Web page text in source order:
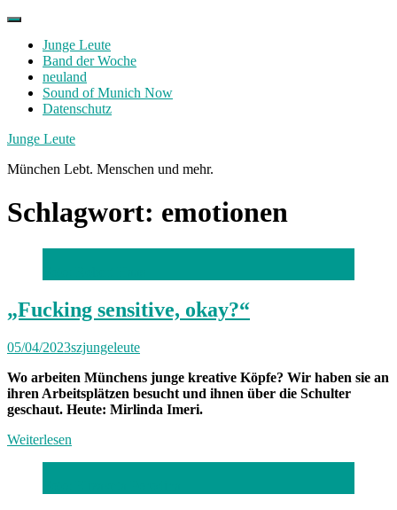
Skip
contentJunge Leute
Band der Woche
neuland
Sound of Munich Now
Datenschutz
Facebook
Twitter
Instagram
Junge Leute
München Lebt. Menschen und mehr.
Schlagwort: emotionen
„Fucking sensitive, okay?“
05/04/2023szjungeleute
Wo arbeiten Münchens junge kreative Köpfe? Wir haben sie an
ihren Arbeitsplätzen besucht und ihnen über die Schulter
geschaut. Heute: Mirlinda Imeri.
Weiterlesen